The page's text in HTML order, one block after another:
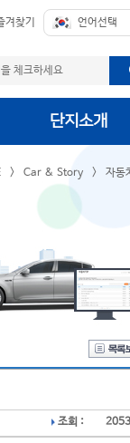
겨찾기
단지소개
> Car & Story > 자동
조회 :